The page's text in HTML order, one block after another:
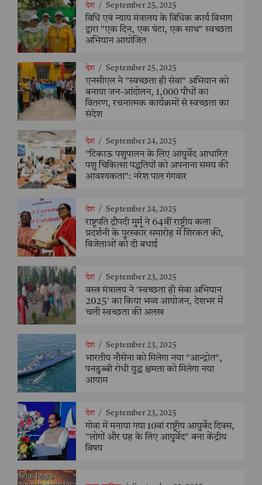
देश / September 25, 2025
विधि एवं न्याय मंत्रालय के विधिक कार्य विभाग
द्वारा "एक दिन, एक घंटा, एक साथ" स्वच्छता
अभियान आयोजित
देश / September 25, 2025
एनसीएल ने "स्वच्छता ही सेवा" अभियान को
बनाया जन-आंदोलन, 1,000 पौधों का
वितरण, रचनात्मक कार्यक्रमों से स्वच्छता का
संदेश
देश / September 24, 2025
"टिकाऊ पशुपालन के लिए आयुर्वेद आधारित
पशु चिकित्सा पद्धतियों को अपनाना समय की
आवश्यकता": नरेश पाल गंगवार
देश / September 24, 2025
राष्ट्रपति द्रौपदी मुर्मू ने 64वीं राष्ट्रीय कला
प्रदर्शनी के पुरस्कार समारोह में शिरकत की,
विजेताओं को दी बधाई
देश / September 23, 2025
वस्त्र मंत्रालय ने 'स्वच्छता ही सेवा अभियान
2025' का किया भव्य आयोजन, देशभर में
चली स्वच्छता की अलख
देश / September 23, 2025
भारतीय नौसेना को मिलेगा नया "आन्द्रोत",
पनडुब्बी रोधी युद्ध क्षमता को मिलेगा नया
आयाम
देश / September 23, 2025
गोवा में मनाया गया 10वां राष्ट्रीय आयुर्वेद दिवस,
"लोगों और ग्रह के लिए आयुर्वेद" बना केंद्रीय
विषय